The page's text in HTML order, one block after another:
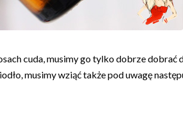
cuda, musimy go tylko dobrze dobrać
musimy wziąć także pod uwagę